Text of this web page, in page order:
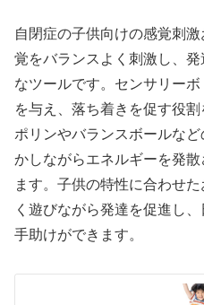
自閉症の子供向けの感覚刺
覚をバランスよく刺激し、
なツールです。センサリー
を与え、落ち着きを促す役
ポリンやバランスボールな
かしながらエネルギーを発
ます。子供の特性に合わせ
く遊びながら発達を促進し
手助けができます。